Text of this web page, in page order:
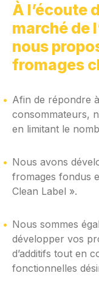
À l’écoute
marché de
nous
fromages
Afin de répondre
consommateurs,
en limitant le
Nous avons
fromages fondus
Clean Label ».
Nous sommes
développer vos
d’additifs tout en
fonctionnelles